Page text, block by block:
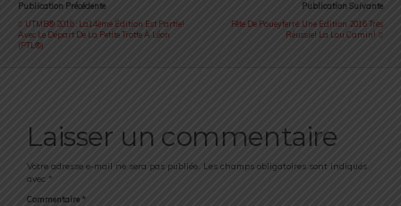
Publication Précédente
UTMB® 2016 : La14ème Édition Est Partie!
Avec Le Départ De La Petite Trotte À Léon
(PTL®)
Publication Suivante
Fête De Poueyferré: Une Edition 2016 Très
Réussie! La Lou Camin!
Laisser un commentaire
Votre adresse e-mail ne sera pas publiée. Les champs obligatoires sont indiqués
avec *
Commentaire *